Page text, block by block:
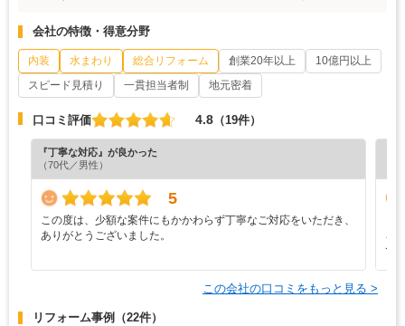
会社の特徴・得意分野
内装 水まわり 総合リフォーム 創業20年以上
10億円以上
スピード見積り
一貫担当者制 地元密着
口コミ評価 4.8 （19件）
『丁寧な対応』が良かった
（70代／男性）
5
この度は、少額な案件にもかかわらず丁寧なご対応をいただき、
ありがとうございました。
ろ
て
この会社の口コミをもっと見る >
リフォーム事例 （22件）